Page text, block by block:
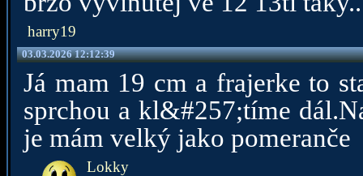
harry19
03.03.2026 12:12:39
Já mam 19 cm a frajerke to
sprchou a kl&#257;tíme
je mám velký jako pomeranče
Lokky